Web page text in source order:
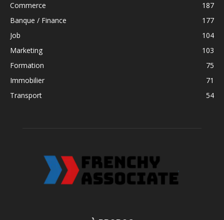
Commerce
187
Banque / Finance
177
Job
104
Marketing
103
Formation
75
Immobilier
71
Transport
54